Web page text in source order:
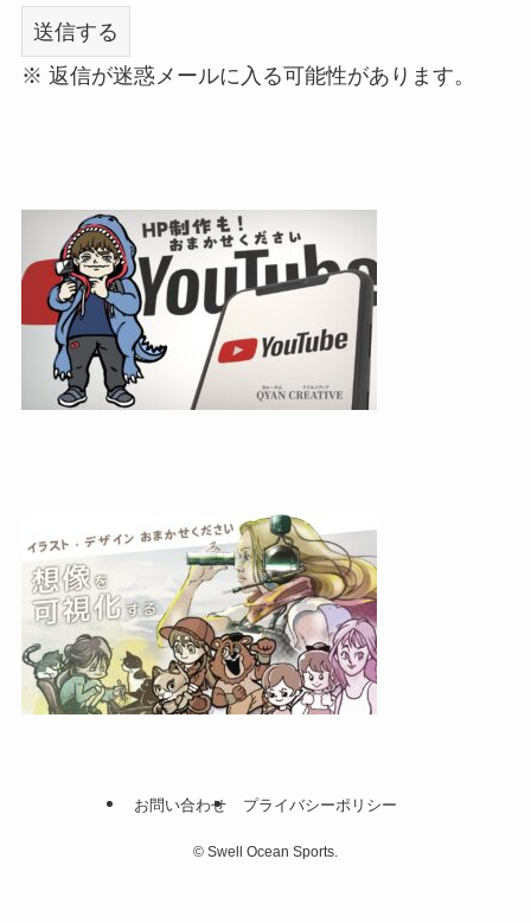
※ 返信が迷惑メールに入る可能性があります。
お問い合わせ プライバシーポリシー
© Swell Ocean Sports.